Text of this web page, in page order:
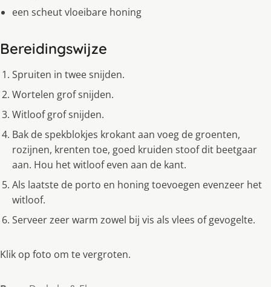
een scheut vloeibare honing
Bereidingswijze
Spruiten in twee snijden.
Wortelen grof snijden.
Witloof grof snijden.
Bak de spekblokjes krokant aan voeg de groenten,
rozijnen, krenten toe, goed kruiden stoof dit beetgaar
aan. Hou het witloof even aan de kant.
Als laatste de porto en honing toevoegen evenzeer het
witloof.
Serveer zeer warm zowel bij vis als vlees of gevogelte.
Klik op foto om te vergroten.